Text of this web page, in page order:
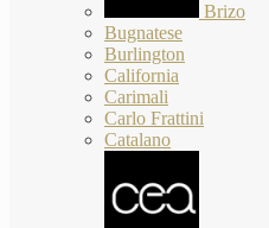
Brizo
Bugnatese
Burlington
California
Carimali
Carlo Frattini
Catalano